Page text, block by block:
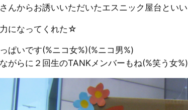
んからお誘いいただいたエスニック屋台といい
になってくれた☆
ぱいです(%ニコ女%)(%ニコ男%)
がらに２回生のTANKメンバーもね(%笑う女%)